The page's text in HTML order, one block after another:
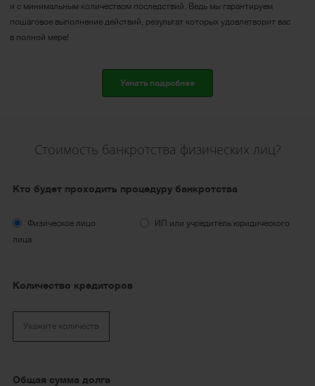
и с минимальным количеством последствий. Ведь мы гарантируем
пошаговое выполнение действий, результат которых удовлетворит вас
в полной мере!
Узнать подробнее
Стоимость банкротства физических лиц?
Кто будет проходить процедуру банкротства
Физическое лицо
ИП или учредитель юридического
лица
Количество кредиторов
Общая сумма долга